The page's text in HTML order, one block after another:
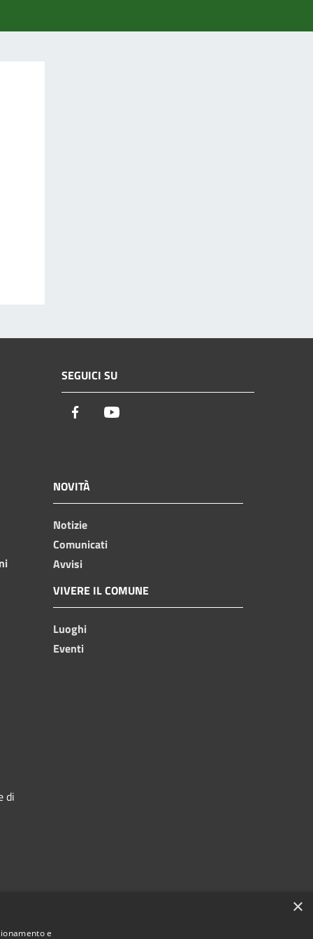
SEGUICI SU
Facebook
NOVITÀ
Notizie
Comunicati
Avvisi
VIVERE IL COMUNE
Luoghi
Eventi
di
×
e